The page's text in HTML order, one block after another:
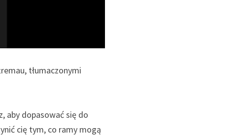
tłumaczonymi
aby dopasować się do
cię tym, co ramy mogą